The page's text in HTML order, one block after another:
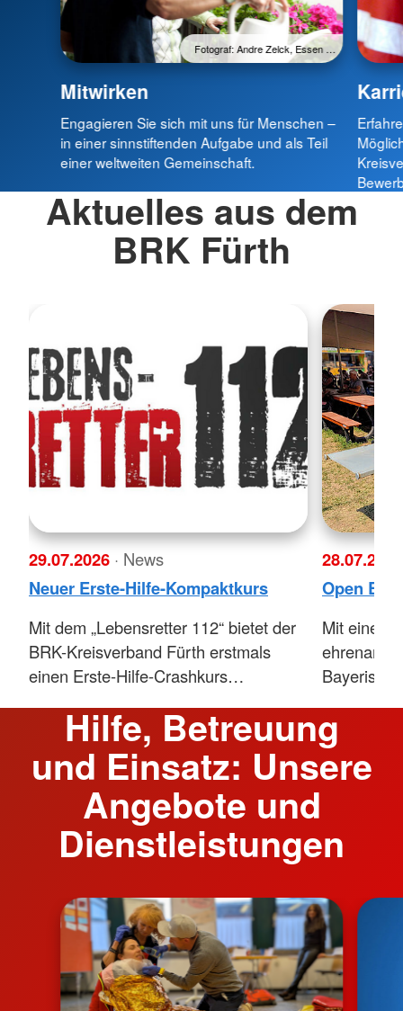
Fotograf: Andre Zelck, Essen …
Mitwirken
Engagieren Sie sich mit uns für Menschen –
in einer sinnstiftenden Aufgabe und als Teil
einer weltweiten Gemeinschaft.
Aktuelles aus dem
BRK Fürth
29.07.2026 · News
Neuer Erste-Hilfe-Kompaktkurs
Mit dem „Lebensretter 112“ bietet der
BRK-Kreisverband Fürth erstmals
einen Erste-Hilfe-Crashkurs…
Open
Mit einem
Hilfe, Betreuung
und Einsatz: Unsere
Angebote und
Dienstleistungen